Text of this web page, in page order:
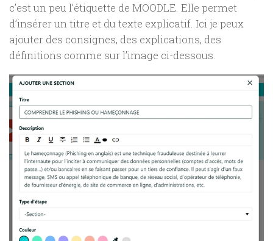
c’est un peu l’étiquette de MOODLE. Elle permet
d’insérer un titre et du texte explicatif. Ici je peux
ajouter des consignes, des explications, des
définitions comme sur l’image ci-dessous.